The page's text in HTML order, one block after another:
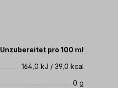
Unzubereitet pro 100 ml
164,0 kJ / 39,0 kcal
0 g